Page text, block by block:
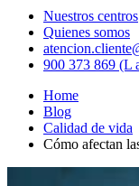
Nuestros centros
Quienes somos
900 373 869 (L
Home
Blog
Calidad de vida
Cómo afectan